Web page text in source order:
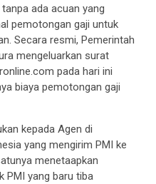
ada acuan yang
pemotongan gaji untuk
Secara resmi, Pemerintah
mengeluarkan surat
pada hari ini
biaya pemotongan gaji
kepada Agen di
yang mengirim PMI ke
menetaapkan
PMI yang baru tiba